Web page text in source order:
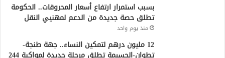
بسبب استمرار ارتفاع أسعار المحروقات.. الحكومة
تطلق حصة جديدة من الدعم لمهنيي النقل
منذ يوم واحد
12 مليون درهم لتمكين النساء.. جهة طنجة-
تطوان-الحسيمة تطلق مرحلة جديدة لمواكبة 244